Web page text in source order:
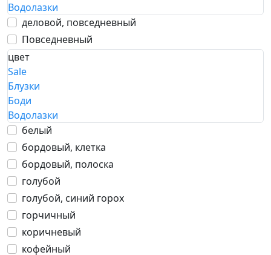
Водолазки
деловой, повседневный
Повседневный
цвет
Sale
Блузки
Боди
Водолазки
белый
бордовый, клетка
бордовый, полоска
голубой
голубой, синий горох
горчичный
коричневый
кофейный